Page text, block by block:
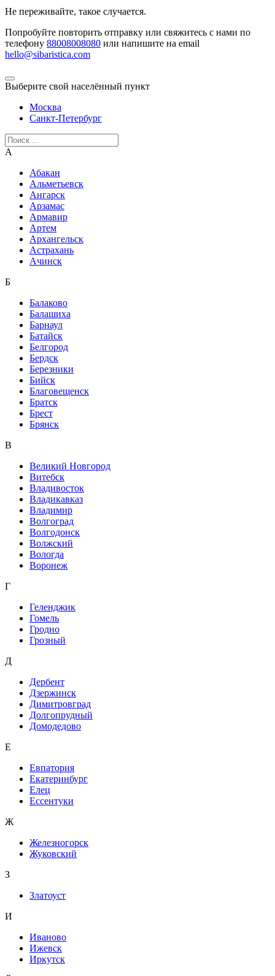
Не переживайте, такое случается.
Попробуйте повторить отправку или свяжитесь с нами по
телефону 88008008080 или напишите на email
hello@sibaristica.com
Выберите свой населённый пункт
Москва
Санкт-Петербург
А
Абакан
Альметьевск
Ангарск
Арзамас
Армавир
Артем
Архангельск
Астрахань
Ачинск
Б
Балаково
Балашиха
Барнаул
Батайск
Белгород
Бердск
Березники
Бийск
Благовещенск
Братск
Брест
Брянск
В
Великий Новгород
Витебск
Владивосток
Владикавказ
Владимир
Волгоград
Волгодонск
Волжский
Вологда
Воронеж
Г
Геленджик
Гомель
Гродно
Грозный
Д
Дербент
Дзержинск
Димитровград
Долгопрудный
Домодедово
Е
Евпатория
Екатеринбург
Елец
Ессентуки
Ж
Железногорск
Жуковский
З
Златоуст
И
Иваново
Ижевск
Иркутск